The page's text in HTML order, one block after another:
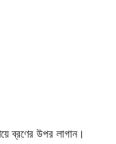
ব্রণের উপর লাগান।